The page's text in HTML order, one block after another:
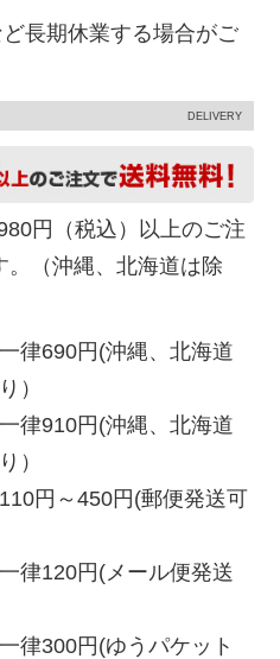
長期休業する場合がご
DELIVERY
円（税込）以上のご注
。（沖縄、北海道は除
円(沖縄、北海道
）
910円(沖縄、北海道
）
450円(郵便発送可
120円(メール便発送
律300円(ゆうパケット